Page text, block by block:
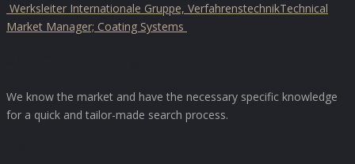
Werksleiter Internationale Gruppe, VerfahrenstechnikTechnical
Market Manager; Coating Systems
We know the market and have the necessary specific knowledge
for a quick and tailor-made search process.